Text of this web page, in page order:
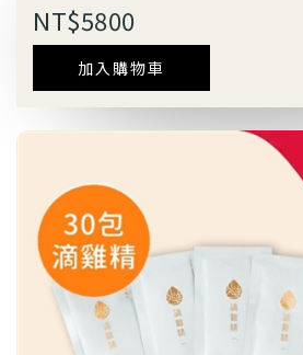
NT$5800
加入購物車